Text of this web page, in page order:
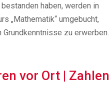
haben, werden in
„Mathematik“ umgebucht,
zu erwerben.
vor Ort | Zahlen